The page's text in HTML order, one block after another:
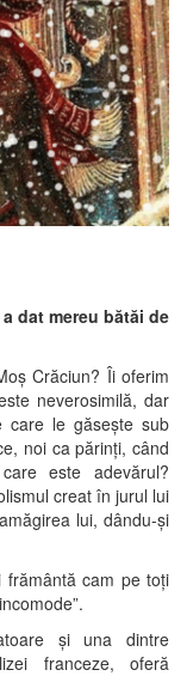
dat mereu bătăi de
Crăciun? Îi oferim
neverosimilă, dar
care le găsește sub
noi ca părinți, când
este adevărul?
creat în jurul lui
lui, dându-și
cam pe toți
și una dintre
franceze, oferă